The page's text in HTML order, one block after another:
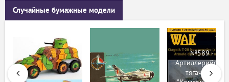
Случайные бумажные модели
№589 -
Артиллерийский
тягач Т-20